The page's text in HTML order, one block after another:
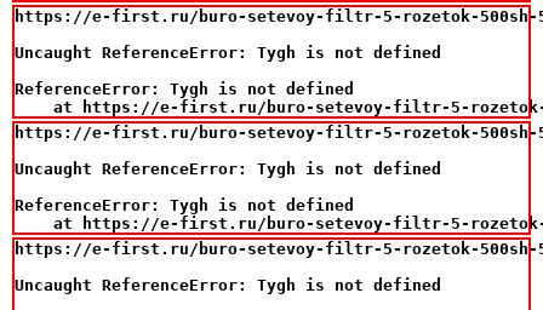
https://e-first.ru/buro-setevoy-filtr-5-rozetok-500sh-5-
Uncaught ReferenceError: Tygh is not defined
ReferenceError: Tygh is not defined
at https://e-first.ru/buro-setevoy-filtr-5-
https://e-first.ru/buro-setevoy-filtr-5-rozetok-500sh-5-
Uncaught ReferenceError: Tygh is not defined
ReferenceError: Tygh is not defined
at https://e-first.ru/buro-setevoy-filtr-5-
https://e-first.ru/buro-setevoy-filtr-5-rozetok-500sh-5-
Uncaught ReferenceError: Tygh is not defined